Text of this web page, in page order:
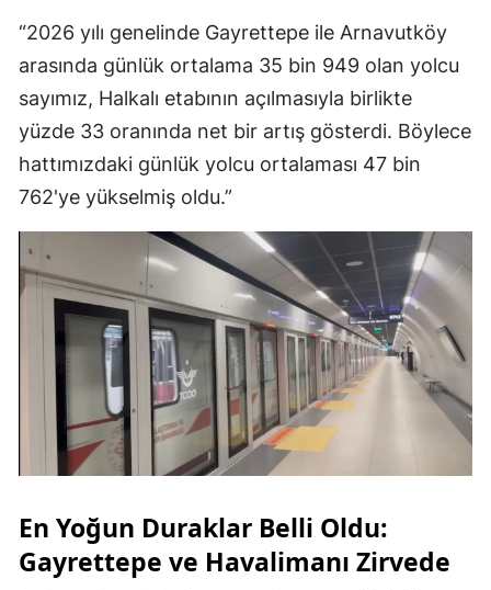
“2026 yılı genelinde Gayrettepe ile Arnavutköy
arasında günlük ortalama 35 bin 949 olan yolcu
sayımız, Halkalı etabının açılmasıyla birlikte
yüzde 33 oranında net bir artış gösterdi. Böylece
hattımızdaki günlük yolcu ortalaması 47 bin
762'ye yükselmiş oldu.”
En Yoğun Duraklar Belli Oldu:
Gayrettepe ve Havalimanı Zirvede